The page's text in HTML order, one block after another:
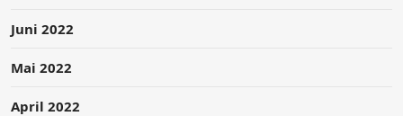
Juni 2022
Mai 2022
April 2022